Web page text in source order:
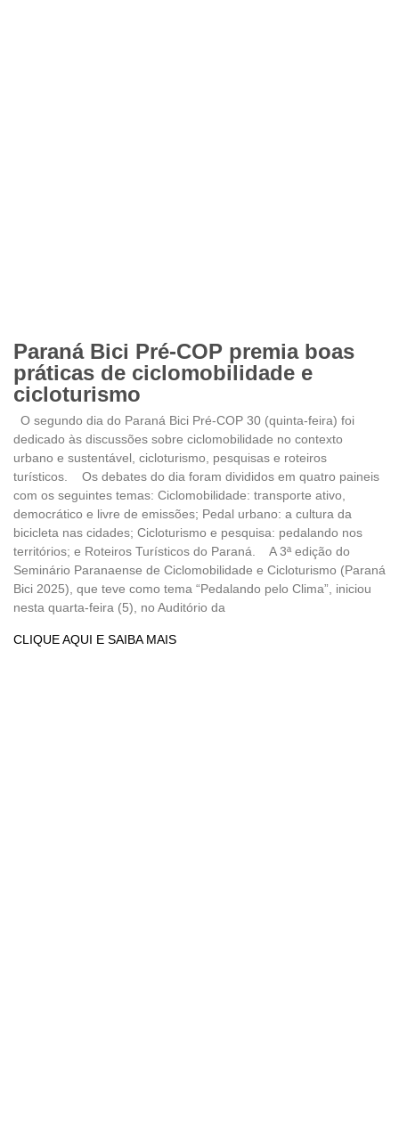
Paraná Bici Pré-COP premia boas
práticas de ciclomobilidade e
cicloturismo
O segundo dia do Paraná Bici Pré-COP 30 (quinta-feira) foi
dedicado às discussões sobre ciclomobilidade no contexto
urbano e sustentável, cicloturismo, pesquisas e roteiros
turísticos. Os debates do dia foram divididos em quatro paineis
com os seguintes temas: Ciclomobilidade: transporte ativo,
democrático e livre de emissões; Pedal urbano: a cultura da
bicicleta nas cidades; Cicloturismo e pesquisa: pedalando nos
territórios; e Roteiros Turísticos do Paraná. A 3ª edição do
Seminário Paranaense de Ciclomobilidade e Cicloturismo (Paraná
Bici 2025), que teve como tema “Pedalando pelo Clima”, iniciou
nesta quarta-feira (5), no Auditório da
CLIQUE AQUI E SAIBA MAIS